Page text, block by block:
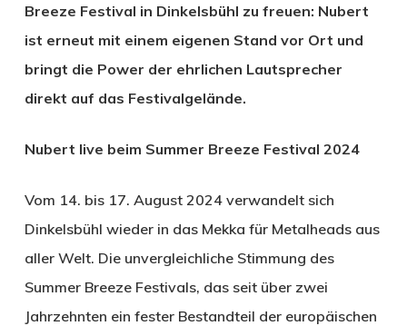
Breeze Festival in Dinkelsbühl zu freuen: Nubert
ist erneut mit einem eigenen Stand vor Ort und
bringt die Power der ehrlichen Lautsprecher
direkt auf das Festivalgelände.
Nubert live beim Summer Breeze Festival 2024
Vom 14. bis 17. August 2024 verwandelt sich
Dinkelsbühl wieder in das Mekka für Metalheads aus
aller Welt. Die unvergleichliche Stimmung des
Summer Breeze Festivals, das seit über zwei
Jahrzehnten ein fester Bestandteil der europäischen